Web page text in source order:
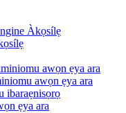
Àkọsílẹ
awọn ẹya ara
awọn ẹya ara
ibaraẹnisọrọ
ẹya ara